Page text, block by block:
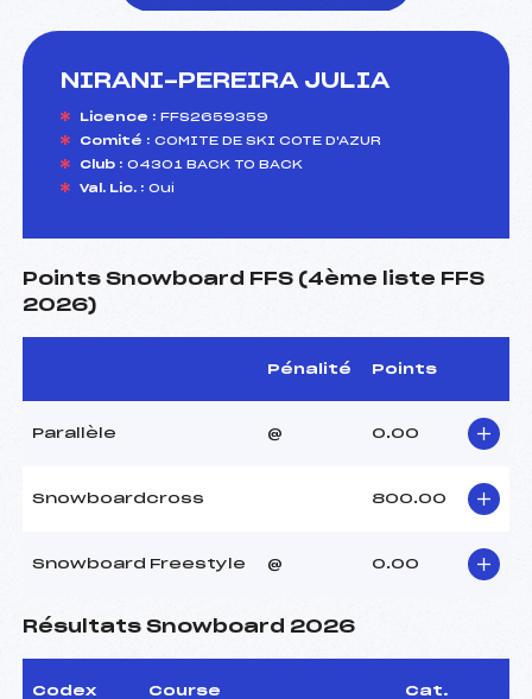
NIRANI-PEREIRA JULIA
Licence : FFS2659359
Comité : COMITE DE SKI COTE D'AZUR
Club : 04301 BACK TO BACK
Val. Lic. : Oui
Points Snowboard FFS (4ème liste FFS
2026)
Pénalité Points
Parallèle @ 0.00
Snowboardcross 800.00
Snowboard Freestyle @ 0.00
Résultats Snowboard 2026
Codex Course Cat.